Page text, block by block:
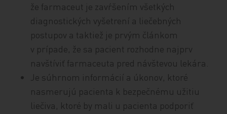
že farmaceut je zavŕšením všetkých
diagnostických vyšetrení a liečebných
postupov a taktiež je prvým článkom
v prípade, že sa pacient rozhodne najprv
navštíviť farmaceuta pred návštevou lekára.
Je súhrnom informácií a úkonov, ktoré
nasmerujú pacienta k bezpečnému užitiu
liečiva, ktoré by mali u pacienta podporiť